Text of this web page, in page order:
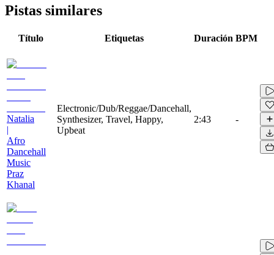
Pistas similares
Título Etiquetas Duración BPM
Natalia
|
Afro
Dancehall
Music
Praz
Khanal
Electronic/Dub/Reggae/Dancehall,
Synthesizer, Travel, Happy,
Upbeat
2:43 -